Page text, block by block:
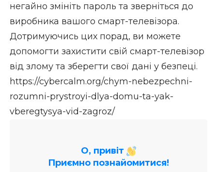
негайно змініть пароль та зверніться до
виробника вашого смарт-телевізора.
Дотримуючись цих порад, ви можете
допомогти захистити свій смарт-телевізор
від злому та зберегти свої дані у безпеці.
https://cybercalm.org/chym-nebezpechni-
rozumni-prystroyi-dlya-domu-ta-yak-
vberegtysya-vid-zagroz/
О, привіт
Приємно познайомитися!